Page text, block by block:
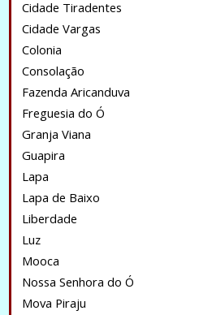
Cidade Tiradentes
Cidade Vargas
Colonia
Consolação
Fazenda Aricanduva
Freguesia do Ó
Granja Viana
Guapira
Lapa
Lapa de Baixo
Liberdade
Luz
Mooca
Nossa Senhora do Ó
Mova Piraju